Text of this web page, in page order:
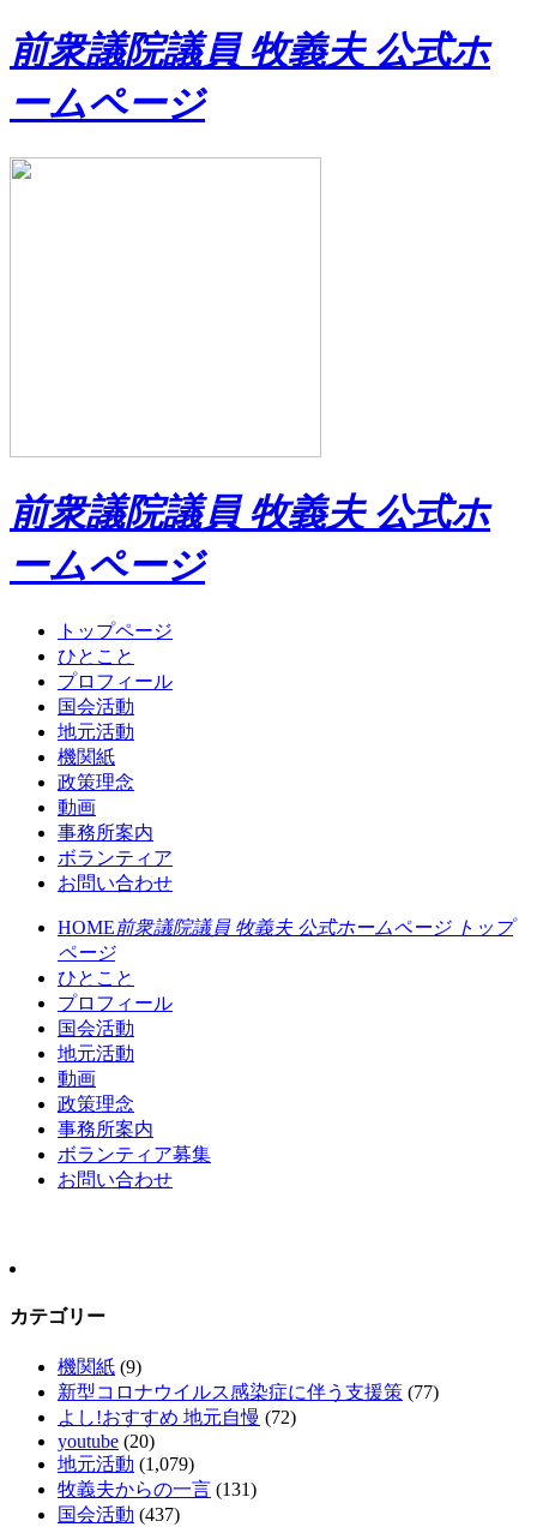
前衆議院議員 牧義夫 公式ホ
ームページ
前衆議院議員 牧義夫 公式ホ
ームページ
トップページ
ひとこと
プロフィール
国会活動
地元活動
機関紙
政策理念
動画
事務所案内
ボランティア
お問い合わせ
HOME前衆議院議員 牧義夫 公式ホームページ トップ
ページ
ひとこと
プロフィール
国会活動
地元活動
動画
政策理念
事務所案内
ボランティア募集
お問い合わせ
カテゴリー
機関紙 (9)
新型コロナウイルス感染症に伴う支援策 (77)
よし!おすすめ 地元自慢 (72)
youtube (20)
地元活動 (1,079)
牧義夫からの一言 (131)
国会活動 (437)